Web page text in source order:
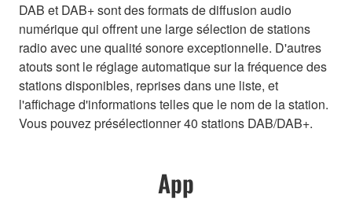
DAB et DAB+ sont des formats de diffusion audio
numérique qui offrent une large sélection de stations
radio avec une qualité sonore exceptionnelle. D'autres
atouts sont le réglage automatique sur la fréquence des
stations disponibles, reprises dans une liste, et
l'affichage d'informations telles que le nom de la station.
Vous pouvez présélectionner 40 stations DAB/DAB+.
App